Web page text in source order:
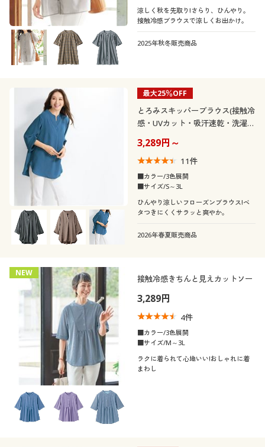
迷彩・カモフラ柄 幾何学模様
パフスリーブ
レース
吸汗速乾 冷感・涼感
スポーツ
ベーシック
エレガント カジュアル
ナチュラル
レギュラー
年代
50代
夏
春
～
解除する
涼しく秋を先取り!さらり、ひんやり。
接触冷感ブラウスで涼しくお出かけ。
2025年秋冬販売商品
最大25％OFF
とろみスキッパーブラウス(接触冷
感・UVカット・吸汗速乾・洗濯後
3,289円～
11件
■カラー/3色展開
■サイズ/S～3L
ひんやり涼しいフローズンブラウス!ベ
タつきにくくサラッと爽やか。
2026年春夏販売商品
NEW
接触冷感きちんと見えカットソー
3,289円
4件
■カラー/3色展開
■サイズ/M～3L
ラクに着られて心地いい!おしゃれに着
まわし